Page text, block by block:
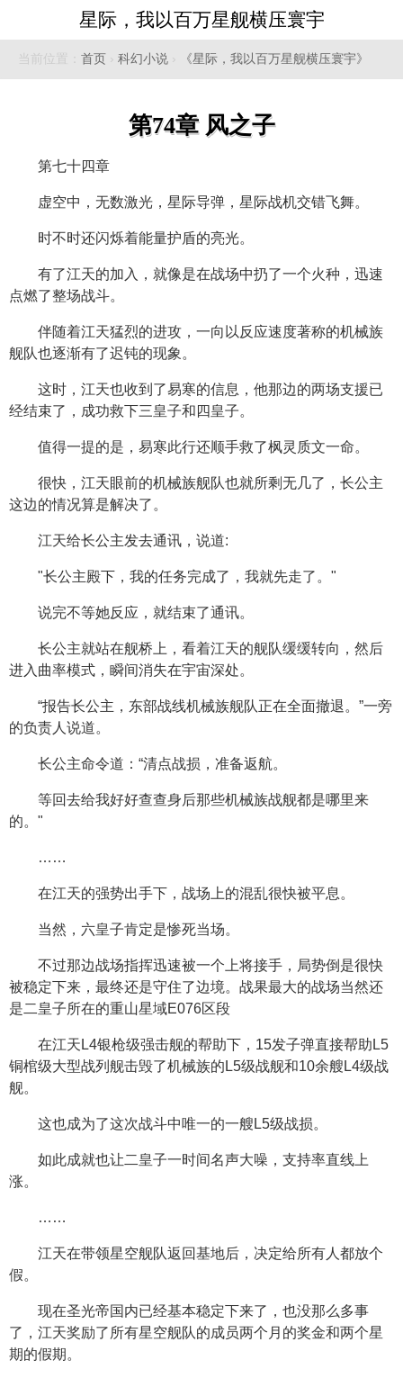
星际，我以百万星舰横压寰宇
当前位置： 首页 › 科幻小说 › 《星际，我以百万星舰横压寰宇》
第74章 风之子
第七十四章
虚空中，无数激光，星际导弹，星际战机交错飞舞。
时不时还闪烁着能量护盾的亮光。
有了江天的加入，就像是在战场中扔了一个火种，迅速
点燃了整场战斗。
伴随着江天猛烈的进攻，一向以反应速度著称的机械族
舰队也逐渐有了迟钝的现象。
这时，江天也收到了易寒的信息，他那边的两场支援已
经结束了，成功救下三皇子和四皇子。
值得一提的是，易寒此行还顺手救了枫灵质文一命。
很快，江天眼前的机械族舰队也就所剩无几了，长公主
这边的情况算是解决了。
江天给长公主发去通讯，说道:
"长公主殿下，我的任务完成了，我就先走了。"
说完不等她反应，就结束了通讯。
长公主就站在舰桥上，看着江天的舰队缓缓转向，然后
进入曲率模式，瞬间消失在宇宙深处。
“报告长公主，东部战线机械族舰队正在全面撤退。”一旁
的负责人说道。
长公主命令道：“清点战损，准备返航。
等回去给我好好查查身后那些机械族战舰都是哪里来
的。"
……
在江天的强势出手下，战场上的混乱很快被平息。
当然，六皇子肯定是惨死当场。
不过那边战场指挥迅速被一个上将接手，局势倒是很快
被稳定下来，最终还是守住了边境。战果最大的战场当然还
是二皇子所在的重山星域E076区段
在江天L4银枪级强击舰的帮助下，15发子弹直接帮助L5
铜棺级大型战列舰击毁了机械族的L5级战舰和10余艘L4级战
舰。
这也成为了这次战斗中唯一的一艘L5级战损。
如此成就也让二皇子一时间名声大噪，支持率直线上
涨。
……
江天在带领星空舰队返回基地后，决定给所有人都放个
假。
现在圣光帝国内已经基本稳定下来了，也没那么多事
了，江天奖励了所有星空舰队的成员两个月的奖金和两个星
期的假期。